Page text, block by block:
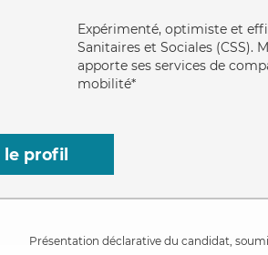
Expérimenté, optimiste et
Sanitaires et Sociales (CSS).
apporte ses services de
mobilité*
profil
Présentation déclarative du candidat,